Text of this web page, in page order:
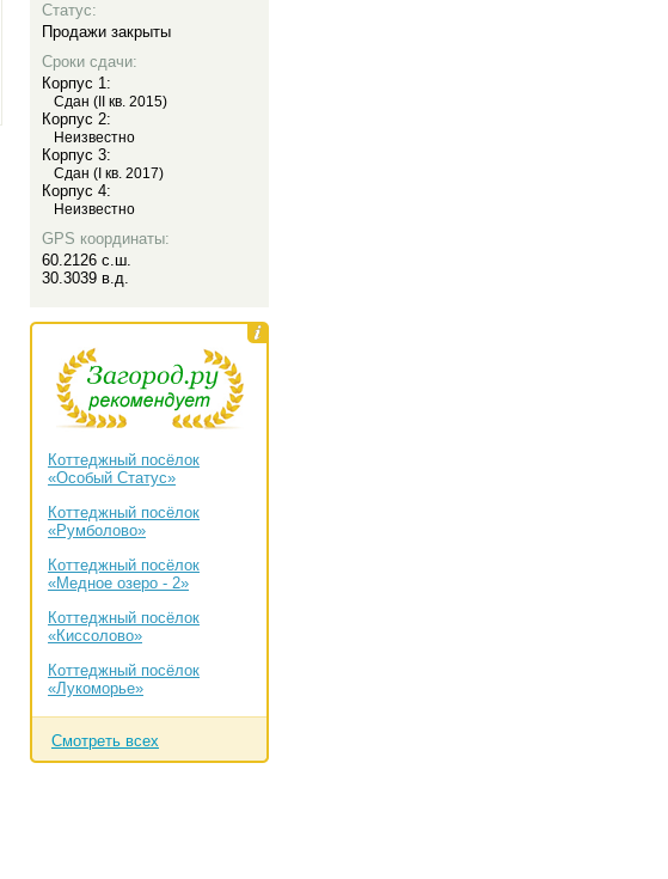
Статус:
Продажи закрыты
Сроки сдачи:
Корпус 1:
Сдан (II кв. 2015)
Корпус 2:
Неизвестно
Корпус 3:
Сдан (I кв. 2017)
Корпус 4:
Неизвестно
GPS координаты:
60.2126 с.ш.
30.3039 в.д.
Коттеджный посёлок
«Особый Статус»
Коттеджный посёлок
«Румболово»
Коттеджный посёлок
«Медное озеро - 2»
Коттеджный посёлок
«Киссолово»
Коттеджный посёлок
«Лукоморье»
Смотреть всех